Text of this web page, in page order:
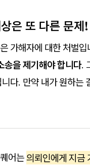
은 또 다른 문제
가해자에 대한 처벌
송을 제기해야 합니다.
다. 만약 내가 원하는
어는의뢰인에게 지금